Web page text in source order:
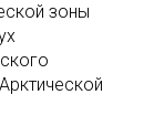
зоны